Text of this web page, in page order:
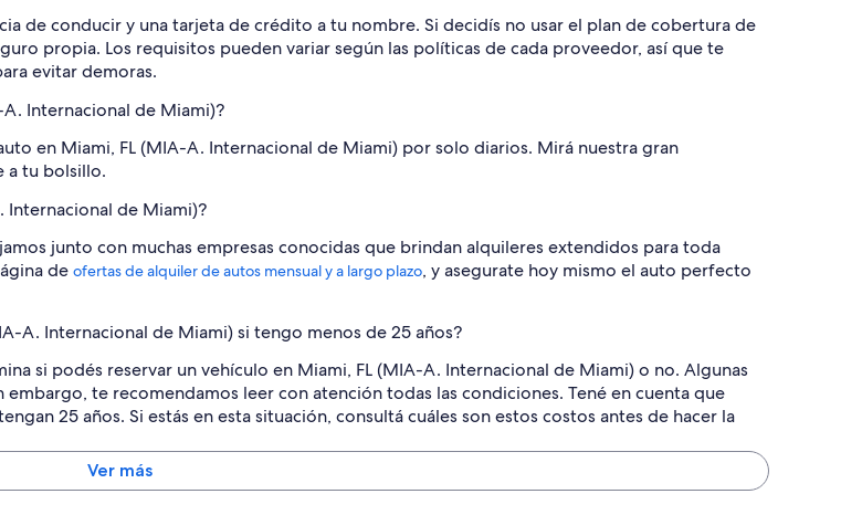
de conducir y una tarjeta de crédito a tu nombre. Si decidís no usar el plan de cobertura de
propia. Los requisitos pueden variar según las políticas de cada proveedor, así que te
evitar demoras.
Internacional de Miami)?
en Miami, FL (MIA-A. Internacional de Miami) por solo diarios. Mirá nuestra gran
a tu bolsillo.
Internacional de Miami)?
junto con muchas empresas conocidas que brindan alquileres extendidos para toda
de ofertas de alquiler de autos mensual y a largo plazo, y asegurate hoy mismo el auto perfecto
A. Internacional de Miami) si tengo menos de 25 años?
si podés reservar un vehículo en Miami, FL (MIA-A. Internacional de Miami) o no. Algunas
embargo, te recomendamos leer con atención todas las condiciones. Tené en cuenta que
25 años. Si estás en esta situación, consultá cuáles son estos costos antes de hacer la
Ver más